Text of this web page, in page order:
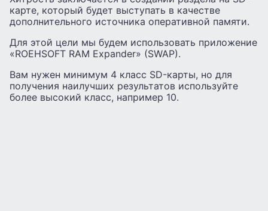
карте, который будет выступать в качестве
дополнительного источника оперативной памяти.
Для этой цели мы будем использовать приложение
«ROEHSOFT RAM Expander» (SWAP).
Вам нужен минимум 4 класс SD-карты, но для
получения наилучших результатов используйте
более высокий класс, например 10.